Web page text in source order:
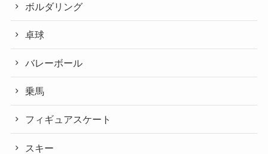
ボルダリング
卓球
バレーボール
乗馬
フィギュアスケート
スキー